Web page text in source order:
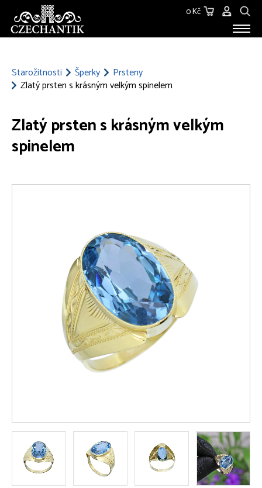
0 Kč
Starožitnosti Šperky
Prsteny
Zlatý prsten s krásným velkým spinelem
Zlatý prsten s krásným velkým
spinelem